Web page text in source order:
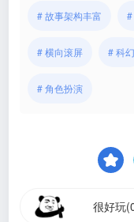
# 故事架构丰富
# 横向滚屏 # 科幻
# 角色扮演
很好玩